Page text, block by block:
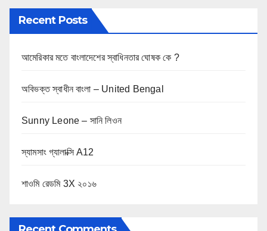
Recent Posts
আমেরিকার মতে বাংলাদেশের স্বাধিনতার ঘোষক কে ?
অবিভক্ত স্বাধীন বাংলা – United Bengal
Sunny Leone – সানি লিওন
স্যামসাং গ্যালাক্সি A12
শাওমি রেডমি 3X ২০১৬